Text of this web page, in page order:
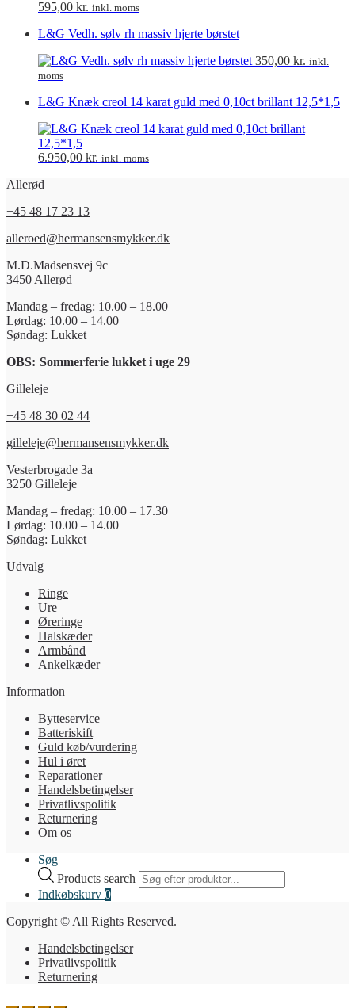
595,00 kr. inkl. moms
L&G Vedh. sølv rh massiv hjerte børstet
350,00 kr. inkl.
moms
L&G Knæk creol 14 karat guld med 0,10ct brillant 12,5*1,5
6.950,00 kr. inkl. moms
Allerød
+45 48 17 23 13
alleroed@hermansensmykker.dk
M.D.Madsensvej 9c
3450 Allerød
Mandag – fredag: 10.00 – 18.00
Lørdag: 10.00 – 14.00
Søndag: Lukket
OBS: Sommerferie lukket i uge 29
Gilleleje
+45 48 30 02 44
gilleleje@hermansensmykker.dk
Vesterbrogade 3a
3250 Gilleleje
Mandag – fredag: 10.00 – 17.30
Lørdag: 10.00 – 14.00
Søndag: Lukket
Udvalg
Ringe
Ure
Øreringe
Halskæder
Armbånd
Ankelkæder
Information
Bytteservice
Batteriskift
Guld køb/vurdering
Hul i øret
Reparationer
Handelsbetingelser
Privatlivspolitik
Returnering
Om os
Søg
Products search
Indkøbskurv 0
Copyright © All Rights Reserved.
Handelsbetingelser
Privatlivspolitik
Returnering